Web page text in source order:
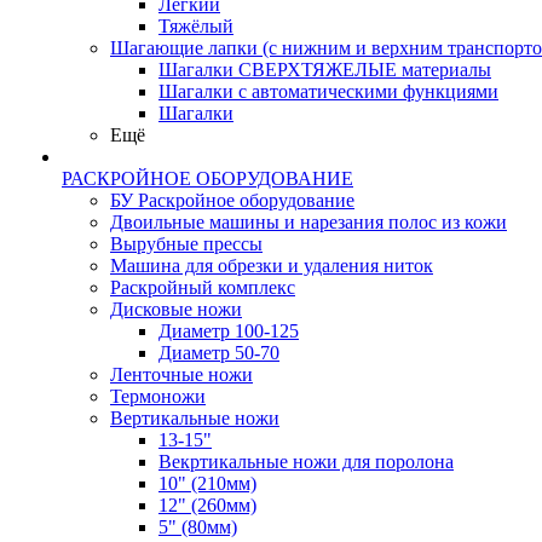
Лёгкий
Тяжёлый
Шагающие лапки (с нижним и верхним
Шагалки СВЕРХТЯЖЕЛЫЕ материалы
Шагалки с автоматическими функциями
Шагалки
Ещё
РАСКРОЙНОЕ ОБОРУДОВАНИЕ
БУ Раскройное оборудование
Двоильные машины и нарезания полос из кожи
Вырубные прессы
Машина для обрезки и удаления ниток
Раскройный комплекс
Дисковые ножи
Диаметр 100-125
Диаметр 50-70
Ленточные ножи
Термоножи
Вертикальные ножи
13-15"
Векртикальные ножи для поролона
10" (210мм)
12" (260мм)
5" (80мм)